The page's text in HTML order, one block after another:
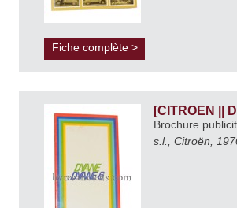
Fiche complète >
[CITROEN ||
Brochure
s.l., Citroën,